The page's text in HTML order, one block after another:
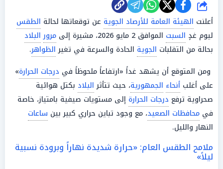
شارك
أعلنت الهيئة العامة للأرصاد الجوية عن توقعاتها لحالة الطقس
ليوم غدٍ السبت الموافق 2 مايو 2026، مشيرة إلى مرور البلاد
بحالة من التقلبات الجوية الحادة والسرعة في تغيرالظواهر.
ومن المتوقع أن يشهد غداً «ارتفاعاً ملحوظاً في درجات الحرارة»
على أغلب أنحاء الجمهورية، حيث تتأثرالبلاد بكتل هوائية
صحراوية ترفع درجات الحرارة إلى مستويات صيفية بامتياز، خاصة
في محافظات الصعيد، مع وجود تباين حراري كبير بين ساعات
النهار والليل.
ملامح الطقس العام: «حرارة شديدة نهاراً وبرودة نسبية
ليلاً»